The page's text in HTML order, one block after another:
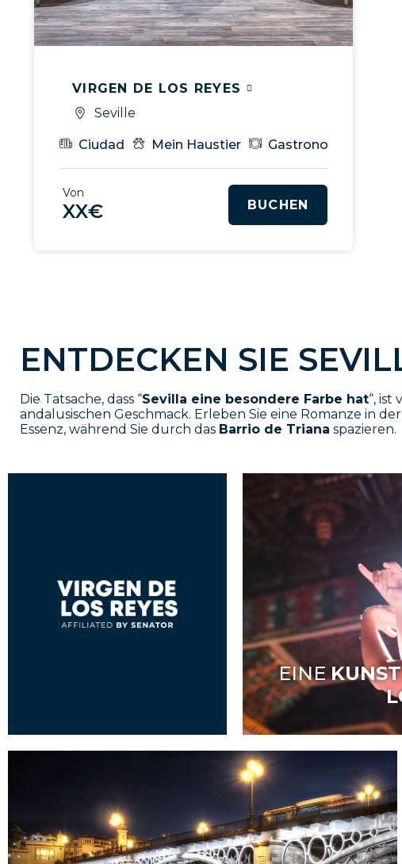
VIRGEN DE LOS REYES
Seville
Ciudad Mein Haustier Gastronomía
Von
XX€ BUCHEN
ENTDECKEN SIE
Die Tatsache, dass “Sevilla eine besondere Farbe hat“,
andalusischen Geschmack. Erleben Sie eine Romanze in
Essenz, während Sie durch das Barrio de Triana spazieren.
EINEKUNST